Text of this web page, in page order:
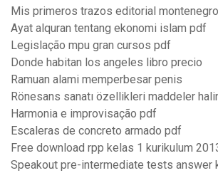
Mis primeros trazos editorial
Ayat alquran tentang ekonomi islam pdf
Legislação mpu gran cursos pdf
Donde habitan los angeles libro precio
Ramuan alami memperbesar penis
Rönesans sanatı özellikleri maddeler
Harmonia e improvisação pdf
Escaleras de concreto armado pdf
Free download rpp kelas 1 kurikulum
Speakout pre-intermediate tests answer